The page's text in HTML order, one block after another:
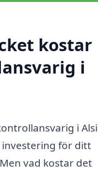
kostar
i
i
för ditt
vad kostar det